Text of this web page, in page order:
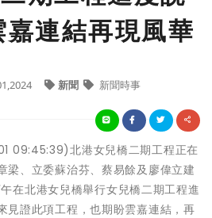
連結再現風華
新聞 新聞時事
09:45:39)北港女兒橋二期工程正在
梁、立委蘇治芬、蔡易餘及廖偉立建
在北港女兒橋舉行女兒橋二期工程進
見證此項工程，也期盼雲嘉連結，再